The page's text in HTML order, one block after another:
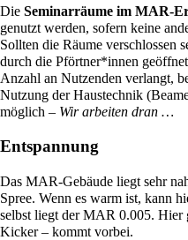
Die Seminarräume im MAR-
genutzt werden, sofern keine
Sollten die Räume verschlossen
durch die Pförtner*innen
Anzahl an Nutzenden verlangt,
Nutzung der Haustechnik
möglich – Wir arbeiten dran …
Entspannung
Das MAR-Gebäude liegt sehr
Spree. Wenn es warm ist, kann
selbst liegt derMAR 0.005. Hier
Kicker – kommt vorbei.